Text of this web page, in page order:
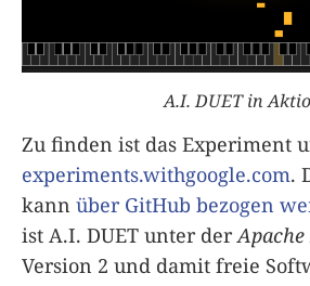
A.I. DUET in
Zu finden ist das Experiment
experiments.withgoogle.com.
kann über GitHub bezogen
ist A.I. DUET unter derApache
Version 2 und damit freie